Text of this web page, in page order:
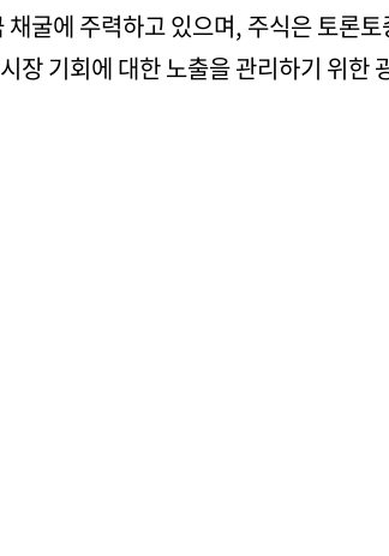
굴에 주력하고 있으며, 주식은 토론
장 기회에 대한 노출을 관리하기 위한